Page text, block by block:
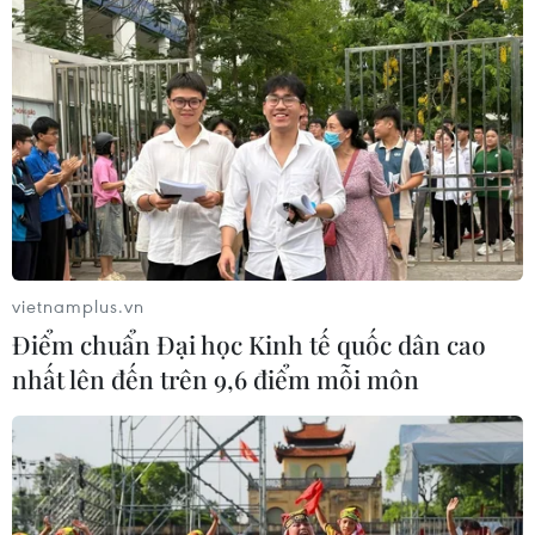
Tháo gỡ dứt điểm vướng mắc hiện
hữu dự án Nhà máy điện hạt nhân
Ninh Thuận
07/08/2026 09:27
Masterise Homes đồng hành cùng
khách hàng trên toàn quốc với giải
pháp tài chính ưu việt
07/08/2026 08:39
Kho bạc Nhà nước: Thu ngân sách
đạt 1.896.176 tỷ đồng, bằng 74,96% dự
toán
07/08/2026 06:21
vietnamplus.vn
Điểm chuẩn Đại học Kinh tế quốc dân cao
nhất lên đến trên 9,6 điểm mỗi môn